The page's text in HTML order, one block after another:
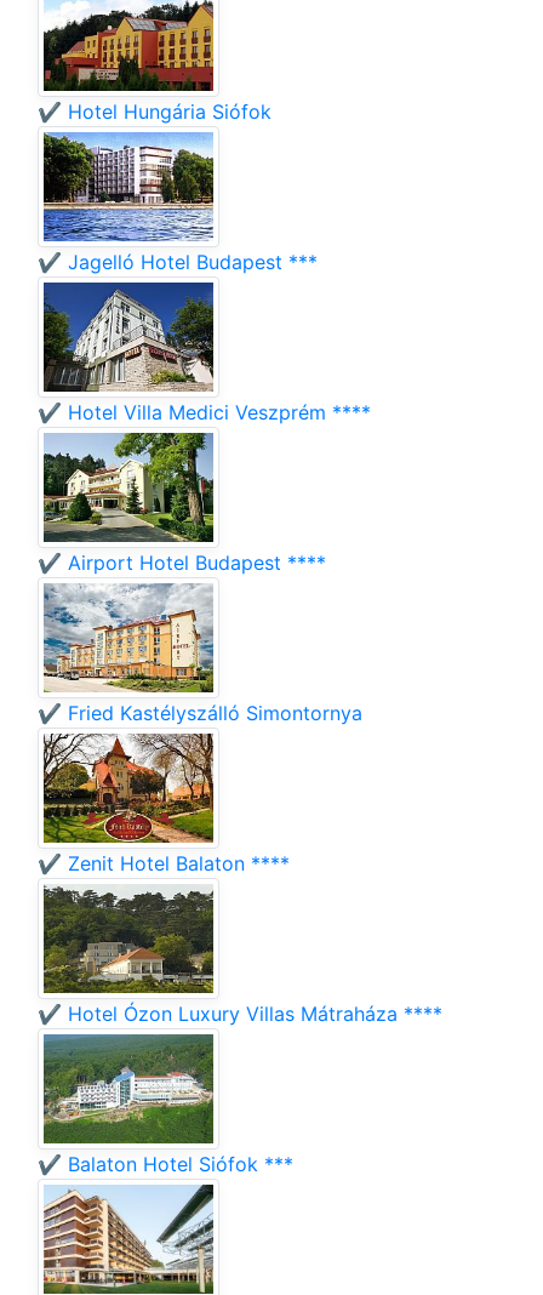
✔️ Hotel Hungária Siófok
✔️ Jagelló Hotel Budapest ***
✔️ Hotel Villa Medici Veszprém ****
✔️ Airport Hotel Budapest ****
✔️ Fried Kastélyszálló Simontornya
✔️ Zenit Hotel Balaton ****
✔️ Hotel Ózon Luxury Villas Mátraháza ****
✔️ Balaton Hotel Siófok ***